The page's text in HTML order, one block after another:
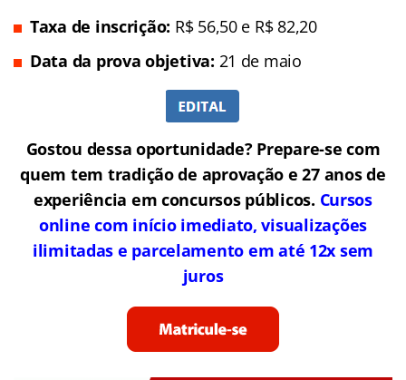
Taxa de inscrição: R$ 56,50 e R$ 82,20
Data da prova objetiva: 21 de maio
Gostou dessa oportunidade? Prepare-se com
quem tem tradição de aprovação e 27 anos de
experiência em concursos públicos. Cursos
online com início imediato, visualizações
ilimitadas e parcelamento em até 12x sem
juros